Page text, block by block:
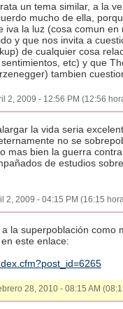
un tema similar, a la
mucho de ella,
iva la luz (cosa comun
y que nos invita a
de cualquier cosa
etc) y que
tambien
2, 2009 - 12:56 PM (12:56
la vida seria
no se
mas bien la guerra
de estudios
2, 2009 - 04:15 PM (16:15
la superpoblación como
este enlace:
28, 2010 - 08:15 AM